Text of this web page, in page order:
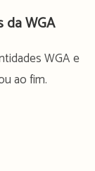
da WGA
WGA e
ao fim.